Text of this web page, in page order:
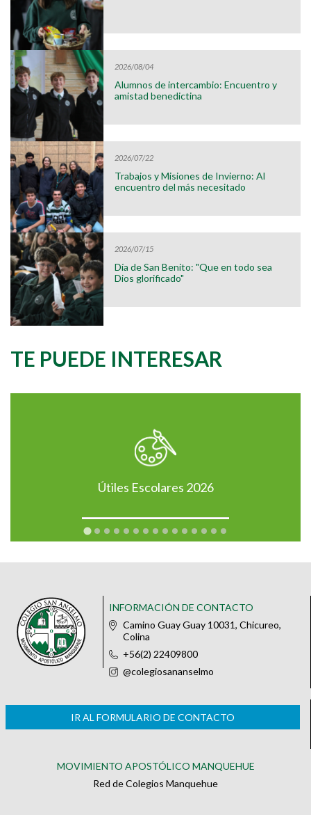
2026/08/04
Alumnos de intercambio: Encuentro y
amistad benedictina
2026/07/22
Trabajos y Misiones de Invierno: Al
encuentro del más necesitado
2026/07/15
Día de San Benito: "Que en todo sea
Dios glorificado"
TE PUEDE INTERESAR
Útiles Escolares 2026
INFORMACIÓN DE CONTACTO
Camino Guay Guay 10031, Chicureo,
Colina
+56(2) 22409800
@colegiosananselmo
IR AL FORMULARIO DE CONTACTO
MOVIMIENTO APOSTÓLICO MANQUEHUE
Red de Colegios Manquehue